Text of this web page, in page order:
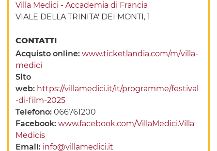
Villa Medici - Accademia di Francia
VIALE DELLA TRINITA' DEI MONTI, 1
CONTATTI
Acquisto online:www.ticketlandia.com/m/villa-
medici
Sito
web: https://villamedici.it/it/programme/festival
-di-film-2025
Telefono:066761200
Facebook:www.facebook.com/VillaMedici.Villa
Medicis
Email: info@villamedici.it